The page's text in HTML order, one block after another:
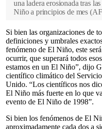
una ladera erosionada tras
Niño a principios de mes (
Si bien las organizaciones de
definiciones y umbrales
fenómeno de El Niño, este
ocurrir, que superará todos
estamos en un El Niño”, dijo
científico climático del
Unido. “Los científicos nos
El Niño más fuerte en lo que
evento de El Niño de 1998”.
Si bien los fenómenos de El
aproximadamente cada dos a